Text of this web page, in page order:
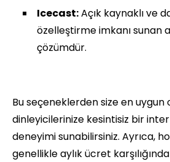
Icecast:Açık kaynaklı ve
özelleştirme imkanı sunan
çözümdür.
Bu seçeneklerden size en uygun
dinleyicilerinize kesintisiz bir
deneyimi sunabilirsiniz. Ayrıca,
genellikle aylık ücret